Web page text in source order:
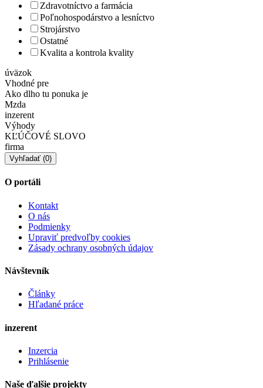
Zdravotníctvo a farmácia
Poľnohospodárstvo a lesníctvo
Strojárstvo
Ostatné
Kvalita a kontrola kvality
úväzok
Vhodné pre
Ako dlho tu ponuka je
Mzda
inzerent
Výhody
KĽÚČOVÉ SLOVO
firma
O portáli
Kontakt
O nás
Podmienky
Upraviť predvoľby cookies
Zásady ochrany osobných údajov
Návštevník
Články
Hľadané práce
inzerent
Inzercia
Prihlásenie
Naše ďalšie projekty